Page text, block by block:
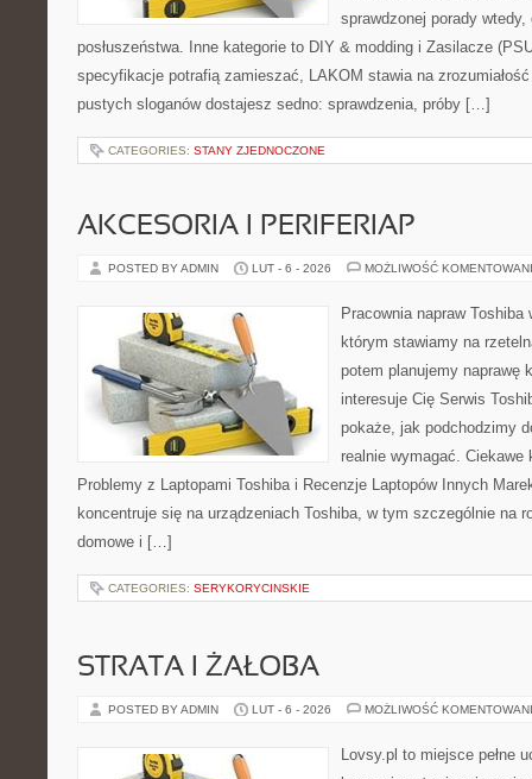
sprawdzonej porady
posłuszeństwa. Inne kategorie to DIY & modding i Zasilacze
specyfikacje potrafią zamieszać, LAKOM stawia na
pustych sloganów dostajesz sedno: sprawdzenia, próby […]
CATEGORIES: STANY ZJEDNOCZONE
AKCESORIA I PERIFERIAP
POSTED BY ADMIN LUT - 6 - 2026 MOŻLIWOŚĆ
Pracownia napraw
którym stawiamy na
potem planujemy naprawę
interesuje Cię Serwis
pokaże, jak podchodzimy
realnie wymagać. Ciekawe
Problemy z Laptopami Toshiba i Recenzje Laptopów Innych
koncentruje się na urządzeniach Toshiba, w tym szczególnie na
domowe i […]
CATEGORIES: SERYKORYCINSKIE
STRATA I ŻAŁOBA
POSTED BY ADMIN LUT - 6 - 2026 MOŻLIWOŚĆ
Lovsy.pl to miejsce pełne